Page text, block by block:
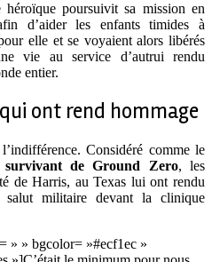
poursuivit sa mission en
d’aider les enfants timides à
elle et se voyaient alors libérés
vie au service d’autrui rendu
entier.
ont rend hommage
Considéré comme le
de Ground Zero, les
de Harris, au Texas lui ont rendu
militaire devant la clinique
» » bgcolor= »#ecf1ec »